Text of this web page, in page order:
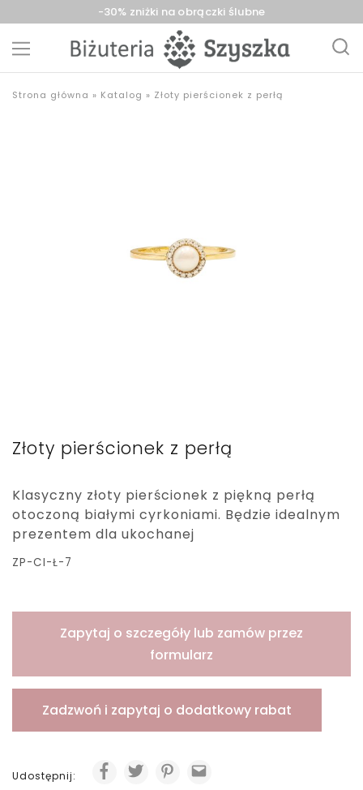
-30% zniżki na obrączki ślubne
Szyszka
z
Strona główna » Katalog » Złoty pierścionek z perłą
Złoty pierścionek z perłą
Klasyczny złoty pierścionek z piękną perłą
otoczoną białymi cyrkoniami. Będzie idealnym
prezentem dla ukochanej
ZP-CI-Ł-7
Zapytaj o szczegóły lub zamów przez
formularz
Zadzwoń i zapytaj o dodatkowy rabat
Udostępnij: